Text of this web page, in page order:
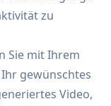
zu
Sie mit Ihrem
gewünschtes
Video,